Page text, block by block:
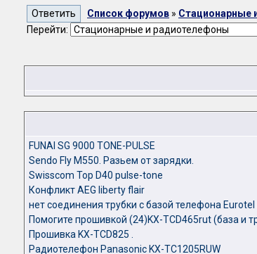
Список форумов » Стационарные
Перейти:
FUNAI SG 9000 TONE-PULSE
Sendo Fly M550. Разьем от зарядки.
Swisscom Top D40 pulse-tone
Конфликт AEG liberty flair
нет соединения трубки с базой телефона Eurotel
Помогите прошивкой (24)KX-TCD465rut (база и
Прошивка KX-TCD825 .
Радиотелефон Panasonic KX-TC1205RUW